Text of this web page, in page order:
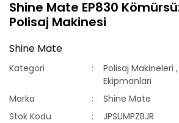
Shine Mate EP830
Polisaj Makinesi
Shine Mate
Kategori Polisaj Makineleri
Ekipmanları
Marka
Shine Mate
Stok Kodu
JPSUMPZBJR